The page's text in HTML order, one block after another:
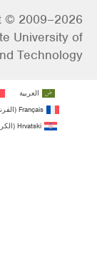
© 2009–2026
University of
Technology
العربية
Français
(
Hrvatski
(